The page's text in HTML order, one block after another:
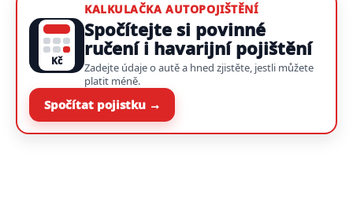
Kč
KALKULAČKA AUTOPOJIŠTĚNÍ
Spočítejte si povinné
ručení i havarijní pojištění
Zadejte údaje o autě a hned zjistěte, jestli můžete
platit méně.
Spočítat pojistku →